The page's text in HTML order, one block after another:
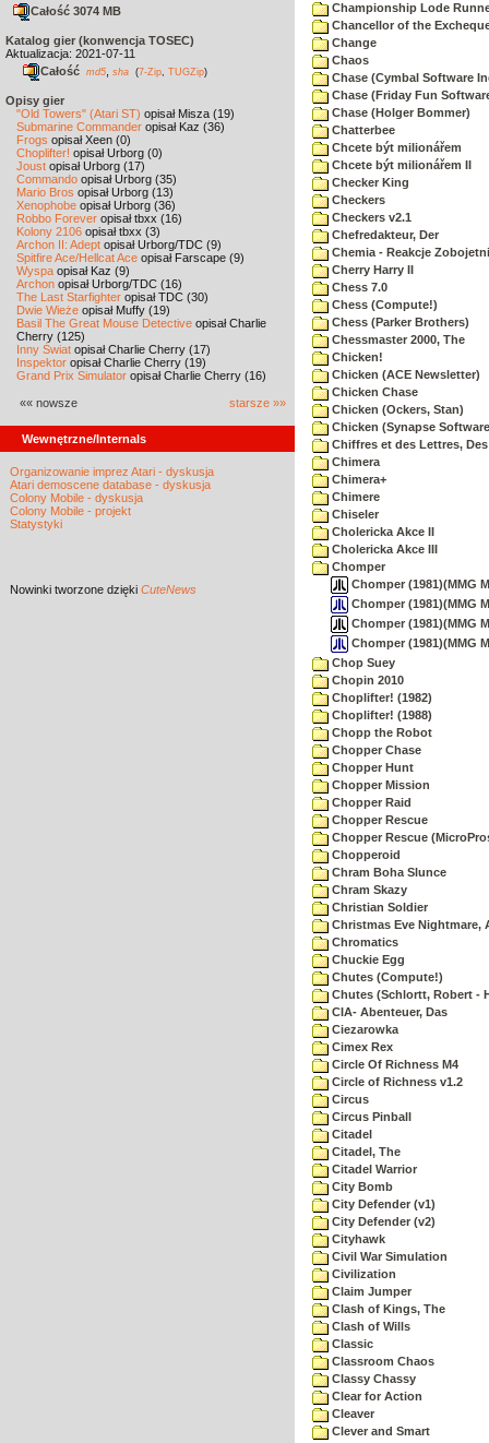
Całość 3074 MB
Katalog gier (konwencja TOSEC)
Aktualizacja: 2021-07-11
Całość md5 sha (7-Zip TUGZip)
Opisy gier
"Old Towers" (Atari ST) opisał Misza (19)
Submarine Commander opisał Kaz (36)
Frogs opisał Xeen (0)
Choplifter! opisał Urborg (0)
Joust opisał Urborg (17)
Commando opisał Urborg (35)
Mario Bros opisał Urborg (13)
Xenophobe opisał Urborg (36)
Robbo Forever opisał tbxx (16)
Kolony 2106 opisał tbxx (3)
Archon II: Adept opisał Urborg/TDC (9)
Spitfire Ace/Hellcat Ace opisał Farscape (9)
Wyspa opisał Kaz (9)
Archon opisał Urborg/TDC (16)
The Last Starfighter opisał TDC (30)
Dwie Wieże opisał Muffy (19)
Basil The Great Mouse Detective opisał Charlie
Cherry (125)
Inny Świat opisał Charlie Cherry (17)
Inspektor opisał Charlie Cherry (19)
Grand Prix Simulator opisał Charlie Cherry (16)
«« nowsze starsze »»
Wewnętrzne/Internals
Organizowanie imprez Atari - dyskusja
Atari demoscene database - dyskusja
Colony Mobile - dyskusja
Colony Mobile - projekt
Statystyki
Nowinki tworzone dzięki CuteNews
Championship Lode
Chancellor of the
Change
Chaos
Chase (Cymbal Software
Chase (Friday Fun
Chase (Holger Bommer)
Chatterbee
Chcete být milionářem
Chcete být milionářem II
Checker King
Checkers
Checkers v2.1
Chefredakteur, Der
Chemia - Reakcje
Cherry Harry II
Chess 7.0
Chess (Compute!)
Chess (Parker Brothers)
Chessmaster 2000, The
Chicken!
Chicken (ACE Newsletter)
Chicken Chase
Chicken (Ockers, Stan)
Chicken (Synapse
Chiffres et des Lettres, Des
Chimera
Chimera+
Chimere
Chiseler
Cholericka Akce II
Cholericka Akce III
Chomper
Chomper (1981)(MMG
Chomper (1981)(MMG
Chomper (1981)(MMG
Chomper (1981)(MMG
Chop Suey
Chopin 2010
Choplifter! (1982)
Choplifter! (1988)
Chopp the Robot
Chopper Chase
Chopper Hunt
Chopper Mission
Chopper Raid
Chopper Rescue
Chopper Rescue
Chopperoid
Chram Boha Slunce
Chram Skazy
Christian Soldier
Christmas Eve Nightmare,
Chromatics
Chuckie Egg
Chutes (Compute!)
Chutes (Schlortt, Robert -
CIA- Abenteuer, Das
Ciezarowka
Cimex Rex
Circle Of Richness M4
Circle of Richness v1.2
Circus
Circus Pinball
Citadel
Citadel, The
Citadel Warrior
City Bomb
City Defender (v1)
City Defender (v2)
Cityhawk
Civil War Simulation
Civilization
Claim Jumper
Clash of Kings, The
Clash of Wills
Classic
Classroom Chaos
Classy Chassy
Clear for Action
Cleaver
Clever and Smart